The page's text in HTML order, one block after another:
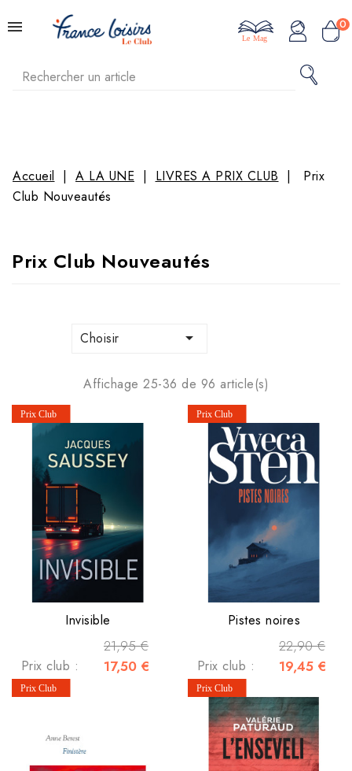
0
Le Mag
Accueil A LA UNE LIVRES A PRIX CLUB
Prix
Club Nouveautés
Prix Club Nouveautés
Choisir 
Affichage 25-36 de 96 article(s)
Invisible
21,95 €
Prix club : 17,50 €
Pistes noires
22,90 €
Prix club : 19,45 €